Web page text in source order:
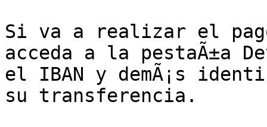
Si va a realizar el
acceda a la pestaÃ±a
el IBAN y demÃ¡s
su transferencia.